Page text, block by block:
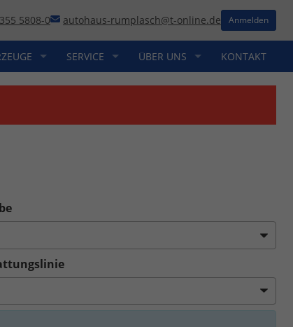
5808-0 autohaus-rumplasch@t-online.de Anmelden
SERVICE ÜBER UNS KONTAKT